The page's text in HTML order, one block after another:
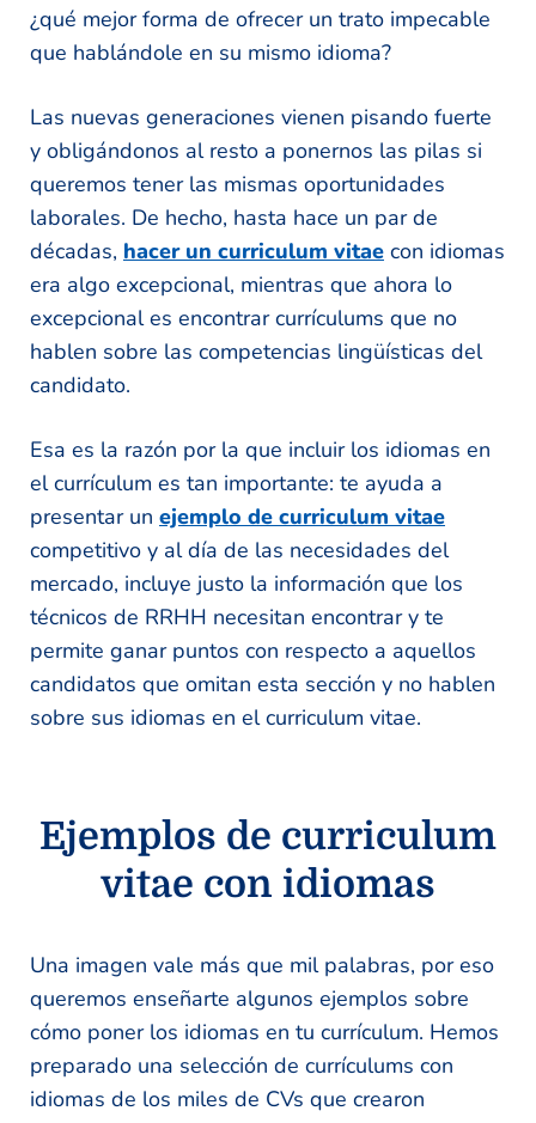
¿qué mejor forma de ofrecer un trato impecable
que hablándole en su mismo idioma?
Las nuevas generaciones vienen pisando fuerte
y obligándonos al resto a ponernos las pilas si
queremos tener las mismas oportunidades
laborales. De hecho, hasta hace un par de
décadas, hacer un curriculum vitae con idiomas
era algo excepcional, mientras que ahora lo
excepcional es encontrar currículums que no
hablen sobre las competencias lingüísticas del
candidato.
Esa es la razón por la que incluir los idiomas en
el currículum es tan importante: te ayuda a
presentar un ejemplo de curriculum vitae
competitivo y al día de las necesidades del
mercado, incluye justo la información que los
técnicos de RRHH necesitan encontrar y te
permite ganar puntos con respecto a aquellos
candidatos que omitan esta sección y no hablen
sobre sus idiomas en el curriculum vitae.
Ejemplos de curriculum
vitae con idiomas
Una imagen vale más que mil palabras, por eso
queremos enseñarte algunos ejemplos sobre
cómo poner los idiomas en tu currículum. Hemos
preparado una selección de currículums con
idiomas de los miles de CVs que crearon